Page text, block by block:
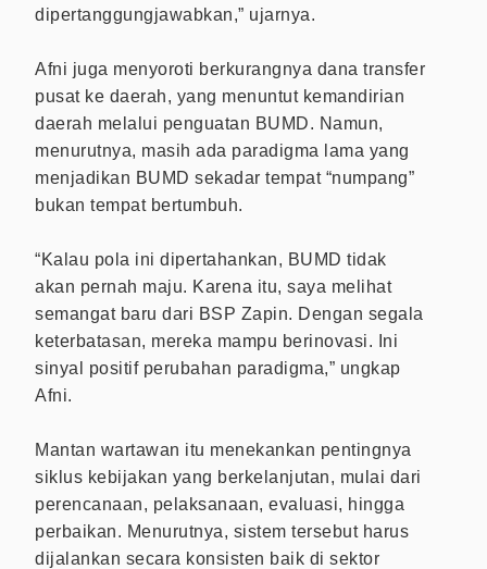
dipertanggungjawabkan,” ujarnya.
Afni juga menyoroti berkurangnya dana transfer
pusat ke daerah, yang menuntut kemandirian
daerah melalui penguatan BUMD. Namun,
menurutnya, masih ada paradigma lama yang
menjadikan BUMD sekadar tempat “numpang”
bukan tempat bertumbuh.
“Kalau pola ini dipertahankan, BUMD tidak
akan pernah maju. Karena itu, saya melihat
semangat baru dari BSP Zapin. Dengan segala
keterbatasan, mereka mampu berinovasi. Ini
sinyal positif perubahan paradigma,” ungkap
Afni.
Mantan wartawan itu menekankan pentingnya
siklus kebijakan yang berkelanjutan, mulai dari
perencanaan, pelaksanaan, evaluasi, hingga
perbaikan. Menurutnya, sistem tersebut harus
dijalankan secara konsisten baik di sektor